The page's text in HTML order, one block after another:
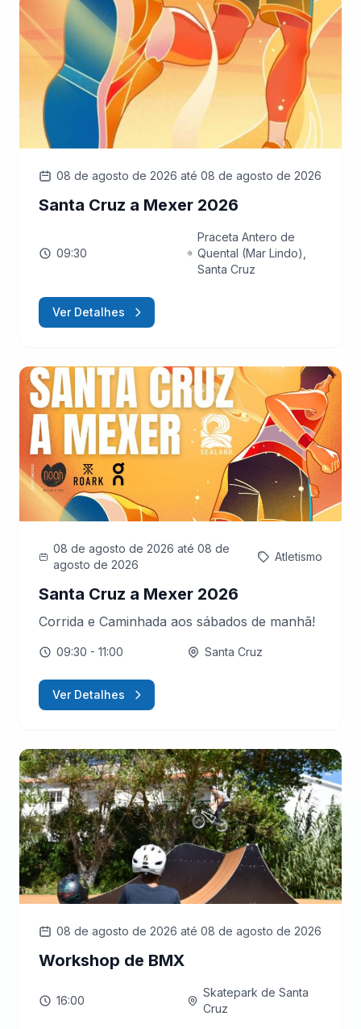
08 de agosto de 2026 até 08 de agosto de 2026
Santa Cruz a Mexer 2026
09:30
Praceta Antero de
Quental (Mar Lindo),
Santa Cruz
Ver Detalhes
08 de agosto de 2026 até 08 de
agosto de 2026
Atletismo
Santa Cruz a Mexer 2026
Corrida e Caminhada aos sábados de manhã!
09:30 - 11:00 Santa Cruz
Ver Detalhes
08 de agosto de 2026 até 08 de agosto de 2026
Workshop de BMX
16:00
Skatepark de Santa
Cruz